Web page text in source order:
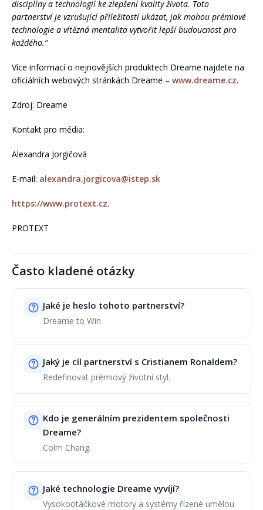
disciplíny a technologií ke zlepšení kvality života. Toto
partnerství je vzrušující příležitostí ukázat, jak mohou prémiové
technologie a vítězná mentalita vytvořit lepší budoucnost pro
každého.“
Více informací o nejnovějších produktech Dreame najdete na
oficiálních webových stránkách Dreame – www.dreame.cz.
Zdroj: Dreame
Kontakt pro média:
Alexandra Jorgičová
E-mail: alexandra.jorgicova@istep.sk
https://www.protext.cz.
PROTEXT
Často kladené otázky
Jaké je heslo tohoto partnerství?
Dreame to Win.
Jaký je cíl partnerství s Cristianem Ronaldem?
Redefinovat prémiový životní styl.
Kdo je generálním prezidentem společnosti
Dreame?
Colm Chang.
Jaké technologie Dreame vyvíjí?
Vysokootáčkové motory a systémy řízené umělou